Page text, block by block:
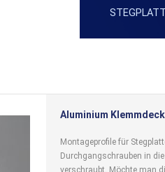
Aluminium
Montageprofile für
Durchgangschrauben in
verschraubt. Möchte man